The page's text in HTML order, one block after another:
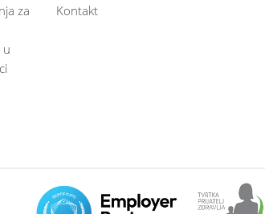
za
u
Kontakt